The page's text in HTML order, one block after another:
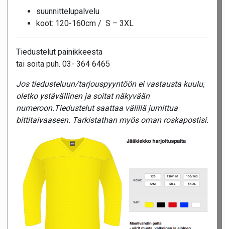
suunnittelupalvelu
koot: 120-160cm / S – 3XL
Tiedustelut painikkeesta
tai soita puh. 03- 364 6465
Jos tiedusteluun/tarjouspyyntöön ei vastausta kuulu,
oletko ystävällinen ja soitat näkyvään
numeroon.Tiedustelut saattaa välillä jumittua
bittitaivaaseen. Tarkistathan myös oman roskapostisi.